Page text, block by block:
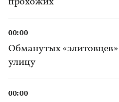
Обманутых
улицу
00:00
00:00